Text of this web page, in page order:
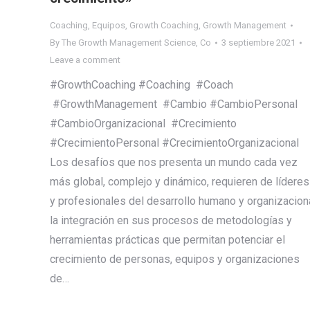
Coaching, Equipos, Growth Coaching, Growth Management
By The Growth Management Science, Co
3 septiembre 2021
Leave a comment
#GrowthCoaching #Coaching #Coach
#GrowthManagement #Cambio #CambioPersonal
#CambioOrganizacional #Crecimiento
#CrecimientoPersonal #CrecimientoOrganizacional
Los desafíos que nos presenta un mundo cada vez
más global, complejo y dinámico, requieren de líderes
y profesionales del desarrollo humano y
la integración en sus procesos de metodologías y
herramientas prácticas que permitan potenciar el
crecimiento de personas, equipos y organizaciones
de…